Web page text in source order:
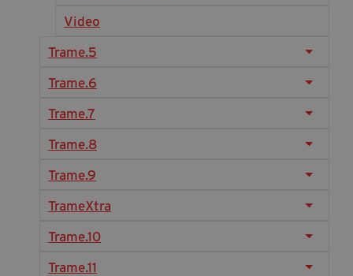
Diventa Partner
Fondazione Trame
Chi Siamo
#Trameascuola
Visioni Civiche
Archivio Storico
Video
Trame.5
Trame.6
Trame.7
Trame.8
Trame.9
TrameXtra
Trame.10
Trame.11